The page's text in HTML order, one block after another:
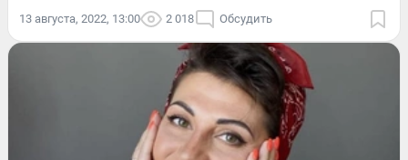
13 августа, 2022, 13:00 2 018 Обсудить